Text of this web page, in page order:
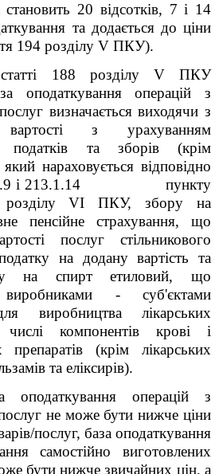
20 відсотків, 7 і 14
та додається до ціни
194 розділу V ПКУ).
188 розділу VПКУ
оподаткування операцій з
визначається виходячи з
з урахуванням
податків та зборів (крім
нараховується відповідно
і 213.1.14 пункту
розділуVІ ПКУ, збору на
пенсійне страхування, що
послуг стільникового
на додану вартість та
на спирт етиловий, що
виробниками - суб'єктами
виробництва лікарських
компонентів крові і
(крім лікарських
та еліксирів).
операцій з
не може бути нижче ціни
послуг, база оподаткування
самостійно виготовлених
бути нижче звичайних цін, а